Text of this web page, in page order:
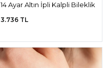
14 Ayar Altın İpli Kalpli Bileklik
3.736 TL